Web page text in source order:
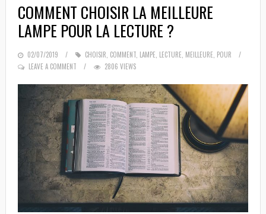
COMMENT CHOISIR LA MEILLEURE
LAMPE POUR LA LECTURE ?
POSTED
ON
02/07/2019 CHOISIR, COMMENT, LAMPE, LECTURE, MEILLEURE, POUR
LEAVE A COMMENT
2806 VIEWS